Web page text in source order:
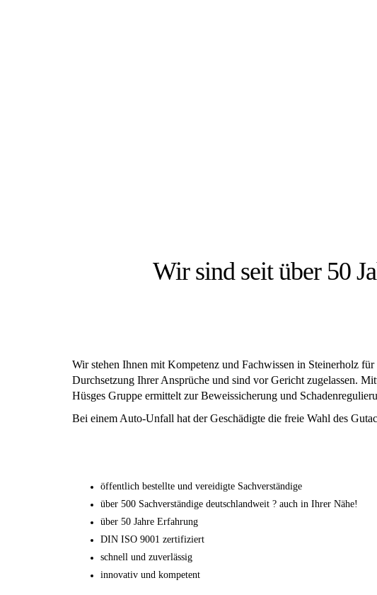
Wir sind seit über 50
Wir stehen Ihnen mit Kompetenz und Fachwissen in Steinerholz
Durchsetzung Ihrer Ansprüche und sind vor Gericht zugelassen.
Hüsges Gruppe ermittelt zur Beweissicherung und
Bei einem Auto-Unfall hat der Geschädigte die freie Wahl des
öffentlich bestellte und vereidigte Sachverständige
über 500 Sachverständige deutschlandweit ? auch in Ihrer Nähe!
über 50 Jahre Erfahrung
DIN ISO 9001 zertifiziert
schnell und zuverlässig
innovativ und kompetent